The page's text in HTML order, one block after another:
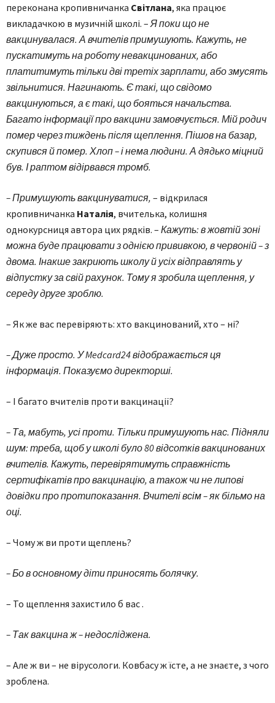
переконана кропивничанка Світлана, яка працює
викладачкою в музичній школі. – Я поки що не
вакцинувалася. А вчителів примушують. Кажуть, не
пускатимуть на роботу невакцинованих, або
платитимуть тільки дві третіх зарплати, або змусять
звільнитися. Нагинають. Є такі, що свідомо
вакцинуються, а є такі, що бояться начальства.
Багато інформації про вакцини замовчується. Мій родич
помер через тиждень після щеплення. Пішов на базар,
скупився й помер. Хлоп – і нема людини. А дядько міцний
був. І раптом відірвався тромб.
– Примушують вакцинуватися, – відкрилася
кропивничанка Наталія, вчителька, колишня
однокурсниця автора цих рядків. – Кажуть: в жовтій зоні
можна буде працювати з однією прививкою, в червоній – з
двома. Інакше закриють школу й усіх відправлять у
відпустку за свій рахунок. Тому я зробила щеплення, у
середу друге зроблю.
– Як же вас перевіряють: хто вакцинований, хто – ні?
– Дуже просто. У Medcard24 відображається ця
інформація. Показуємо директорші.
– І багато вчителів проти вакцинації?
– Та, мабуть, усі проти. Тільки примушують нас. Підняли
шум: треба, щоб у школі було 80 відсотків вакцинованих
вчителів. Кажуть, перевірятимуть справжність
сертифікатів про вакцинацію, а також чи не липові
довідки про протипоказання. Вчителі всім – як більмо на
оці.
– Чому ж ви проти щеплень?
– Бо в основному діти приносять болячку.
– То щеплення захистило б вас .
– Так вакцина ж – недосліджена.
– Але ж ви – не вірусологи. Ковбасу ж їсте, а не знаєте, з чого
зроблена.